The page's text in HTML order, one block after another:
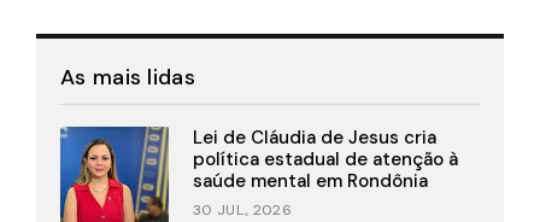
As mais lidas
Lei de Cláudia de Jesus cria
política estadual de atenção à
saúde mental em Rondônia
30 JUL., 2026